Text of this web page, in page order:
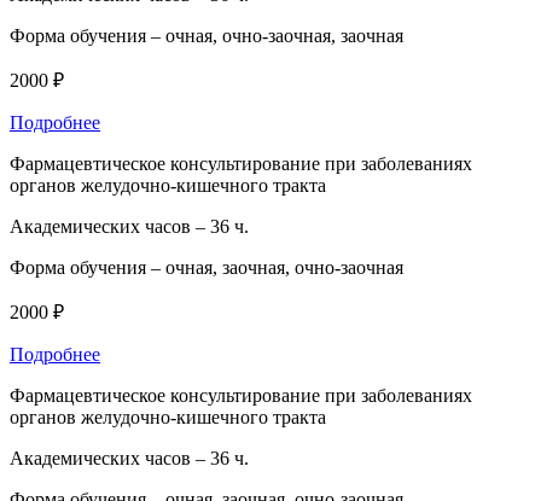
Форма обучения – очная, очно-заочная, заочная
2000 ₽
Подробнее
Фармацевтическое консультирование при заболеваниях
органов желудочно-кишечного тракта
Академических часов – 36 ч.
Форма обучения – очная, заочная, очно-заочная
2000 ₽
Подробнее
Фармацевтическое консультирование при заболеваниях
органов желудочно-кишечного тракта
Академических часов – 36 ч.